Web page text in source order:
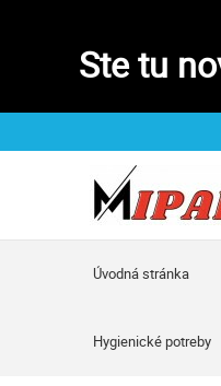
Ste tu
Úvodná stránka
Hygienické potreby